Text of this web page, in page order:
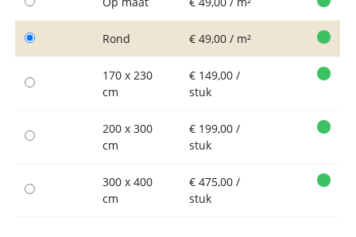
Rond € 49,00 / m²
170 x 230
cm
€ 149,00 /
stuk
200 x 300
cm
€ 199,00 /
stuk
300 x 400
cm
€ 475,00 /
stuk